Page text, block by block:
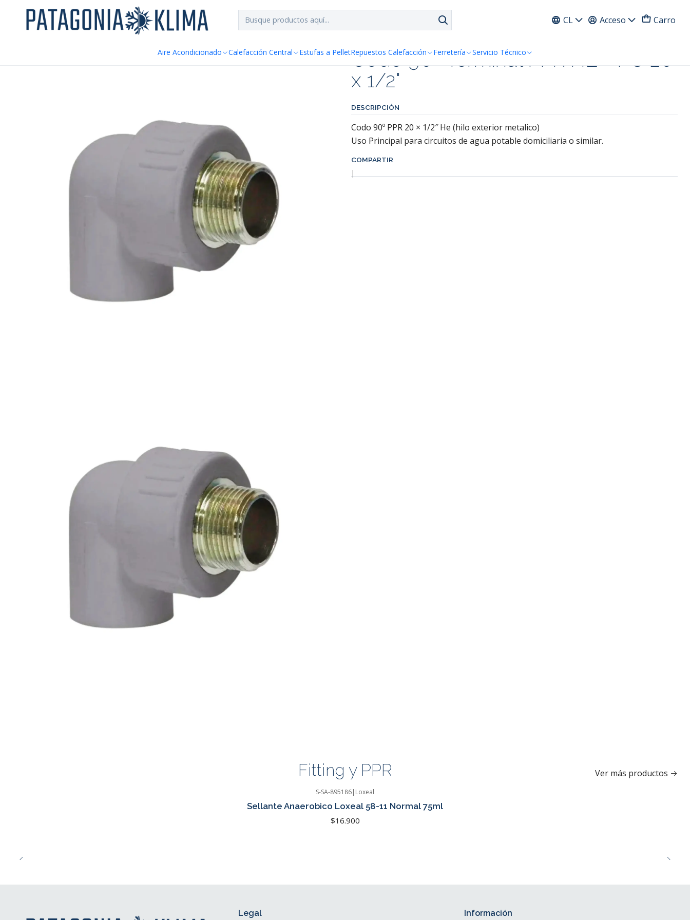
CL Acceso Carro
Aire Acondicionado Calefacción Central Estufas a PelletRepuestos Calefacción Ferretería Servicio Técnico
Inicio Fitting y PPR Codo 90º Terminal PPR HE - FU 20 x 1/2"
Codo 90º Terminal PPR HE - FU 20
x 1/2"
DESCRIPCIÓN
Codo 90º PPR 20 × 1/2″ He (hilo exterior metalico)
Uso Principal para circuitos de agua potable domiciliaria o similar.
COMPARTIR
|
Fitting y PPR Ver más productos
S-SA-895186| Loxeal
Sellante Anaerobico Loxeal 58-11 Normal 75ml
$16.900
Legal Información